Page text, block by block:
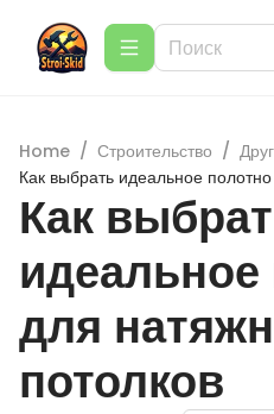
Home / Строительство /
Как выбрать идеальное
Как
идеальное
для
потолков